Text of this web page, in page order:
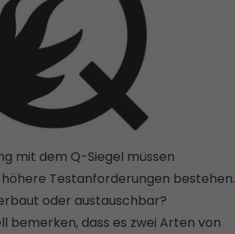
mit dem Q-Siegel müssen
Testanforderungen bestehen.
oder austauschbar?
bemerken, dass es zwei Arten von